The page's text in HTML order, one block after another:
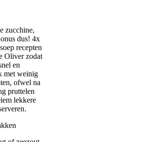
zucchine,
dus! 4x
recepten
Oliver zodat
en
met weinig
ofwel na
pruttelen
lekkere